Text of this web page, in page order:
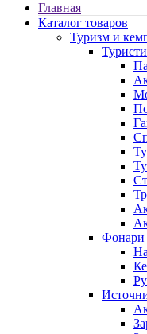
Главная
Каталог товаров
Туризм и
Фонари